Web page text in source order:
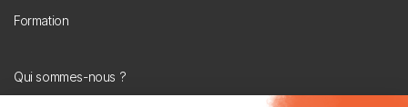
Formation
Menu
Qui sommes-nous ?